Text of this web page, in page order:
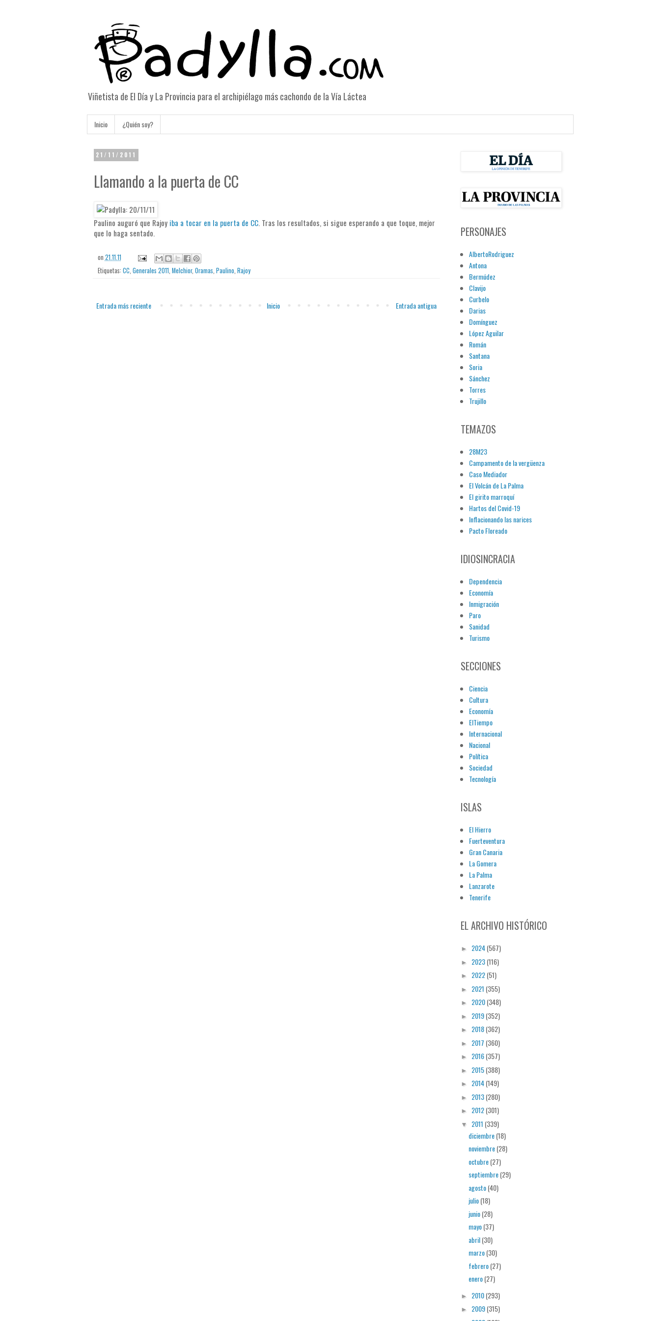
Viñetista de El Día y La Provincia para el archipiélago más cachondo de la Vía Láctea
Inicio ¿Quién soy?
21/11/2011
Llamando a la puerta de CC
Paulino auguró que Rajoy iba a tocar en la puerta de CC. Tras los resultados, si sigue esperando a que toque, mejor
que lo haga sentado.
on 21.11.11
Etiquetas: CC, Generales 2011, Melchior, Oramas, Paulino, Rajoy
Entrada más reciente Entrada antigua
Inicio
PERSONAJES
AlbertoRodriguez
Antona
Bermúdez
Clavijo
Curbelo
Darias
Domínguez
López Aguilar
Román
Santana
Soria
Sánchez
Torres
Trujillo
TEMAZOS
28M23
Campamento de la vergüenza
Caso Mediador
El Volcán de La Palma
El girito marroquí
Hartos del Covid-19
Inflacionando las narices
Pacto Floreado
IDIOSINCRACIA
Dependencia
Economía
Inmigración
Paro
Sanidad
Turismo
SECCIONES
Ciencia
Cultura
Economía
ElTiempo
Internacional
Nacional
Política
Sociedad
Tecnología
ISLAS
El Hierro
Fuerteventura
Gran Canaria
La Gomera
La Palma
Lanzarote
Tenerife
EL ARCHIVO HISTÓRICO
► 2024(567)
► 2023(116)
► 2022(51)
► 2021 (355)
► 2020(348)
► 2019(352)
► 2018(362)
► 2017 (360)
► 2016(357)
► 2015(388)
► 2014(149)
► 2013(280)
► 2012(301)
▼ 2011 (339)
diciembre(18)
noviembre(28)
octubre(27)
septiembre(29)
agosto(40)
julio(18)
junio(28)
mayo(37)
abril(30)
marzo(30)
febrero(27)
enero(27)
► 2010(293)
► 2009(315)